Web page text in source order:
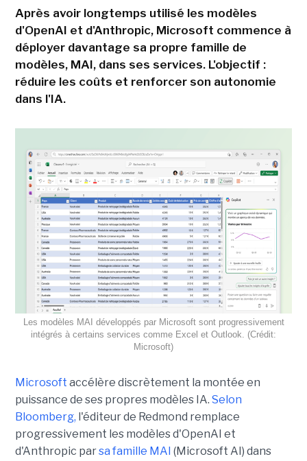
Après avoir longtemps utilisé les modèles
d'OpenAI et d'Anthropic, Microsoft commence à
déployer davantage sa propre famille de
modèles, MAI, dans ses services. L'objectif :
réduire les coûts et renforcer son autonomie
dans l'IA.
Les modèles MAI développés par Microsoft sont progressivement
intégrés à certains services comme Excel et Outlook. (Crédit:
Microsoft)
Microsoft accélère discrètement la montée en
puissance de ses propres modèles IA. Selon
Bloomberg, l'éditeur de Redmond remplace
progressivement les modèles d'OpenAI et
d'Anthropic parsa famille MAI (Microsoft AI) dans